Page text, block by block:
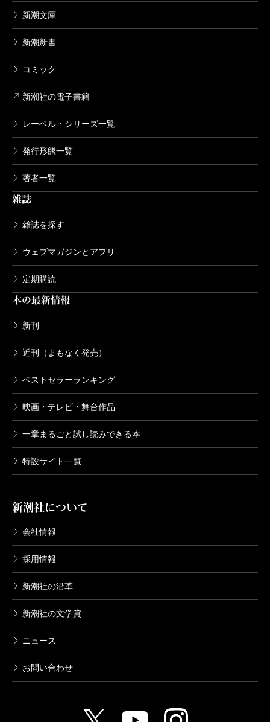
ン浄土』と『子供は怖い夢を見る』がまず思い浮か
スだが、本作は転生年代記であると同時に不死者の物
語でもある。宇佐美ファンタジーの、現時点での集大
成といってよい。
2007年、怪談小説でデビューした著者だが、デビュ
ー十五年にあたる本年まで出版した小説のジャンル
は、本格ミステリーから心理サスペンス、さらに正統
「新作ごとに読者をあっと言わせたい」と願う著者の
強い思いの反映だ。傾向が似る作品を出し続ければ、
それを喜ぶ固定ファンがつくことだろう。けれども、
宇佐美まことという作家は、それでは満足できない性
質らしい。
しかし、ジャンルがどれほど異なれど、作品の中心
には常にひとつのテーマが据えられている。
それは、「人とはなにか」という問いかけだ。
破壊者」や、天命に従って己のなすべきをなすため奮
ケールの大きい人物がいる一方で、コソ泥だけど汚れ
きってはいない中年男や、自分探しに気を取られる青
年など、boy-next-door的人物もいる。
覇王から名もなき庶民まで幅広く登場するわけだ
みな歴史の砂の中に埋もれてしまう。点で見るなら、
何も残すことなく無為に終わったかに見えるそれぞれ
の人生。けれども、大きな歴史の流れの中では、彼ら
の命や行動は確実に“意味あるもの”だった。
第四章で、とある登場人物がこんな風に思いを巡ら
す。
い“個”がやがて歴史に息を吹き込むのだ」
「有名人」になれるがゆえに、かえって「何者にもな
新潮文庫
新潮新書
コミック
新潮社の電子書籍
レーベル・シリーズ一覧
発行形態一覧
著者一覧
雑誌
雑誌を探す
ウェブマガジンとアプリ
定期購読
本の最新情報
新刊
近刊（まもなく発売）
ベストセラーランキング
映画・テレビ・舞台作品
一章まるごと試し読みできる本
特設サイト一覧
新潮社について
会社情報
採用情報
新潮社の沿革
新潮社の文学賞
ニュース
お問い合わせ